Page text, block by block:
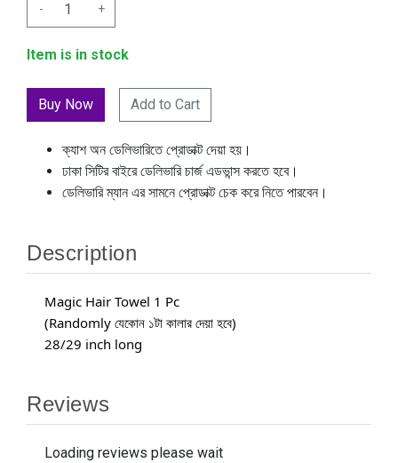
- +
Item is in stock
Add to Cart
ক্যাশ অন ডেলিভারিতে প্রোডাক্ট দেয়া হয়।
ঢাকা সিটির বাইরে ডেলিভারি চার্জ এডভান্স করতে হবে।
ডেলিভারি ম্যান এর সামনে প্রোডাক্ট চেক করে নিতে পারবেন।
Description
Magic Hair Towel 1 Pc
(Randomly যেকোন ১টা কালার দেয়া হবে)
28/29 inch long
Reviews
Loading reviews please wait